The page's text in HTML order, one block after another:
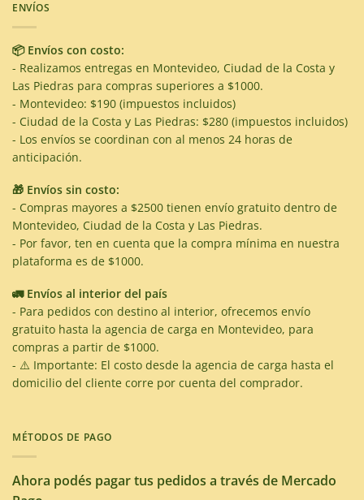
ENVÍOS
📦 Envíos con costo:
- Realizamos entregas en Montevideo, Ciudad de la Costa y
Las Piedras para compras superiores a $1000.
- Montevideo: $190 (impuestos incluidos)
- Ciudad de la Costa y Las Piedras: $280 (impuestos incluidos)
- Los envíos se coordinan con al menos 24 horas de
anticipación.
🎁 Envíos sin costo:
- Compras mayores a $2500 tienen envío gratuito dentro de
Montevideo, Ciudad de la Costa y Las Piedras.
- Por favor, ten en cuenta que la compra mínima en nuestra
plataforma es de $1000.
🚛 Envíos al interior del país
- Para pedidos con destino al interior, ofrecemos envío
gratuito hasta la agencia de carga en Montevideo, para
compras a partir de $1000.
- ⚠️ Importante: El costo desde la agencia de carga hasta el
domicilio del cliente corre por cuenta del comprador.
MÉTODOS DE PAGO
Ahora podés pagar tus pedidos a través de Mercado